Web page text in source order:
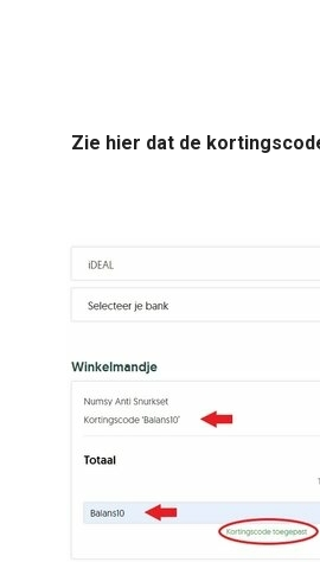
Zie hier dat de